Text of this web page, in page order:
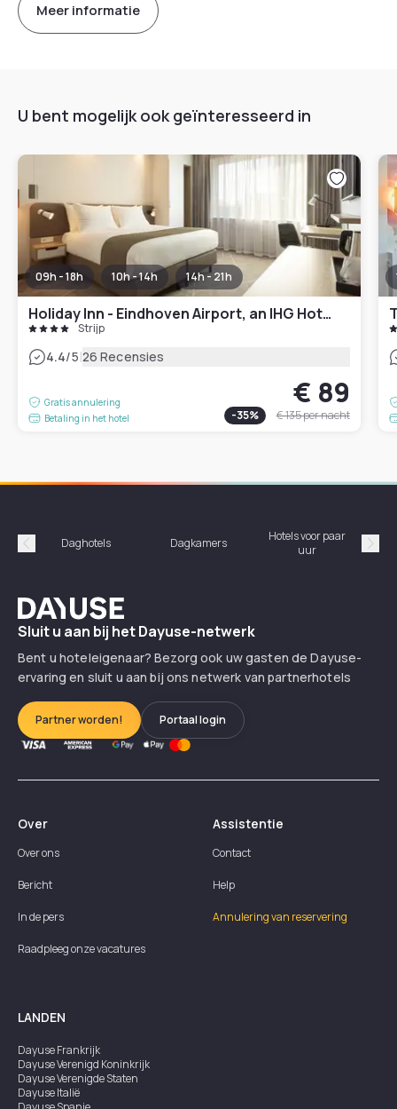
Meer informatie
U bent mogelijk ook geïnteresseerd in
09h - 18h 10h - 14h 14h - 21h
Holiday Inn - Eindhoven Airport, an IHG Hotel
Strijp
4.4/5|26 Recensies
Gratis annulering
Betaling in het hotel
€ 89
-35% € 135per nacht
Précédent
Daghotels Dagkamers
Hotels voor paar
uur
Dayuse
Sluit u aan bij het Dayuse-netwerk
Bent u hoteleigenaar? Bezorg ook uw gasten de Dayuse-
ervaring en sluit u aan bij ons netwerk van partnerhotels
Partner worden! Portaal login
Over
Over ons
Bericht
In de pers
Raadpleeg onze vacatures
Assistentie
Contact
Help
Annulering van reservering
LANDEN
DayuseFrankrijk
DayuseVerenigd Koninkrijk
DayuseVerenigde Staten
DayuseItalië